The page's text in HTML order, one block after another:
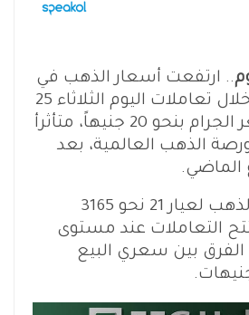
.. ارتفعت أسعار الذهب في
السوق المحلية، خلال تعاملات اليوم الثلاثاء 25
يونيو، وارتفع سعر الجرام بنحو 20 جنيهاً، متأثرأ
الذهب العالمية، بعد
الماضي.
وسجلت أسعار الذهب لعيار 21 نحو 3165
التعاملات عند مستوى
الفرق بين سعري البيع